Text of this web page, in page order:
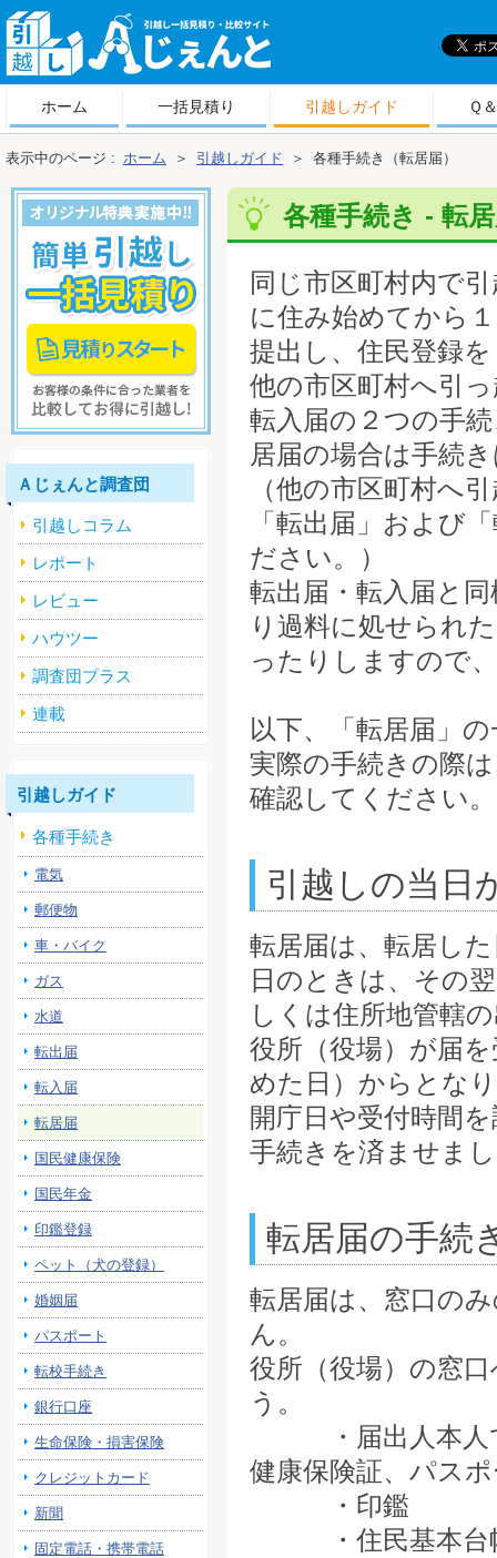
越しＡじぇんと
ホーム 一括見積り 引越しガイド Ｑ
表示中のページ : ホーム ＞ 引越しガイド ＞ 各種手続き（転居届）
各種手続き - 転
同じ市区町村内で
に住み始めてから
提出し、住民登録
他の市区町村へ引
転入届の２つの手
居届の場合は手続
（他の市区町村へ
「転出届」および
ださい。）
転出届・転入届と
り過料に処せられ
ったりしますので
以下、「転居届」
実際の手続きの際
確認してください。
引越しの当日
転居届は、転居し
日のときは、その
しくは住所地管轄
役所（役場）が届
めた日）からとな
開庁日や受付時間
手続きを済ませま
転居届の手続
転居届は、窓口の
ん。
役所（役場）の窓
う。
・届出人本人で
健康保険証、パス
・印鑑
・住民基本台帳
Ａじぇんと調査団
引越しコラム
レポート
レビュー
ハウツー
調査団プラス
連載
引越しガイド
各種手続き
電気
郵便物
車・バイク
ガス
水道
転出届
転入届
転居届
国民健康保険
国民年金
印鑑登録
ペット（犬の登録）
婚姻届
パスポート
転校手続き
銀行口座
生命保険・損害保険
クレジットカード
新聞
固定電話・携帯電話